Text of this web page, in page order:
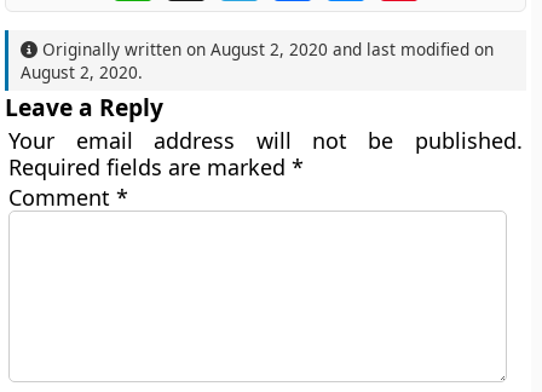
Originally written onAugust 2, 2020 and last modified on
August 2, 2020.
Leave a Reply
Your email address will not be published.
Required fields are marked*
Comment*